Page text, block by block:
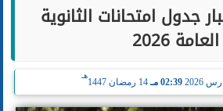
جدول امتحانات الثانوية
العامة 2026
02:39 مـ 14 رمضان 1447
هـ